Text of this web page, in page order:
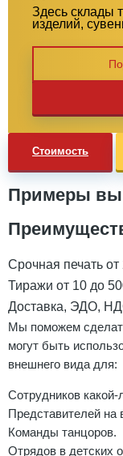
Здесь склады
изделий,
Стоимость
Примеры
Срочная печать от
Тиражи от 10 до
Доставка, ЭДО,
Мы поможем
могут быть
внешнего вида для:
Сотрудников какой-
Представителей на
Команды танцоров.
Отрядов в детских